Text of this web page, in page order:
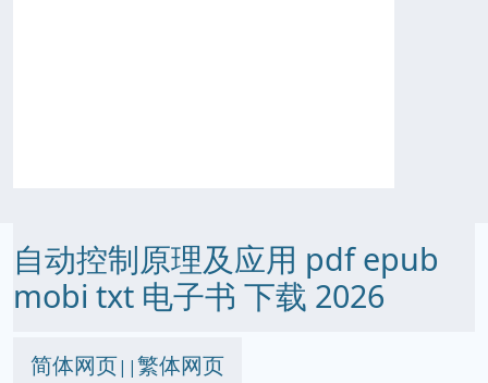
自动控制原理及应用 pdf epub
mobi txt 电子书 下载 2026
简体网页||繁体网页